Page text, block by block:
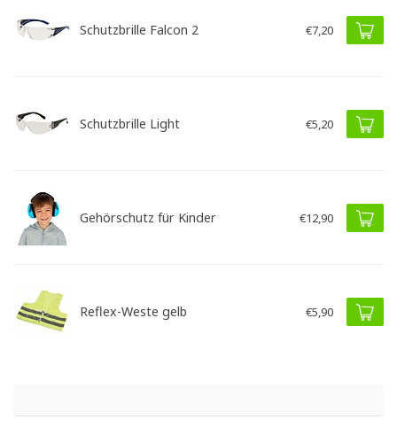
Schutzbrille Falcon 2 €7,20
Schutzbrille Light €5,20
Gehörschutz für Kinder €12,90
Reflex-Weste gelb €5,90